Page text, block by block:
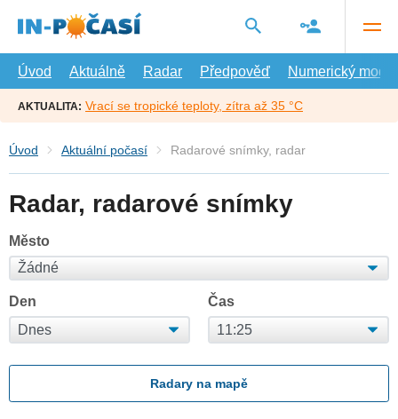
hlavní
Úvod
Aktuálně Radar Předpověď Numerický model
AKTUALITA: Vrací se tropické teploty, zítra až 35 °C
Úvod Aktuální počasí Radarové snímky, radar
Radar, radarové snímky
Město
Den Čas
Radary na mapě